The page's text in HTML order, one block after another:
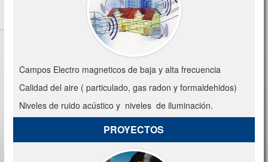
Campos Electro magneticos de baja y alta frecuencia
Calidad del aire ( particulado, gas radon y formaldehidos)
Niveles de ruido acústico y niveles de iluminación.
PROYECTOS